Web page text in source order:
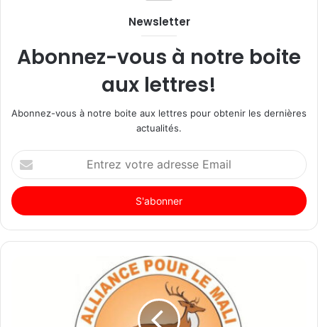
Newsletter
Abonnez-vous à notre boite
aux lettres!
Abonnez-vous à notre boite aux lettres pour obtenir les dernières
actualités.
Entrez
votre
adresse
Email